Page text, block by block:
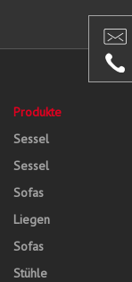
Produkte
Sessel
Sessel
Sofas
Liegen
Sofas
Stühle